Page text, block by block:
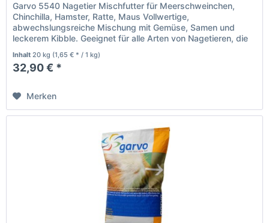
Garvo 5540 Nagetier Mischfutter für Meerschweinchen,
Chinchilla, Hamster, Ratte, Maus Vollwertige,
abwechslungsreiche Mischung mit Gemüse, Samen und
leckerem Kibble. Geeignet für alle Arten von Nagetieren, die
Inhalt20 kg (1,65 € * / 1 kg)
32,90 € *
Merken